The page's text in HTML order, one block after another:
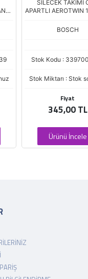
SILECEK TAKIMI
APARTLI AEROTWIN
BOSCH
Stok Kodu :
Stok Miktarı : Stok
Fiyat
345,00 TL
Ürünü İncele